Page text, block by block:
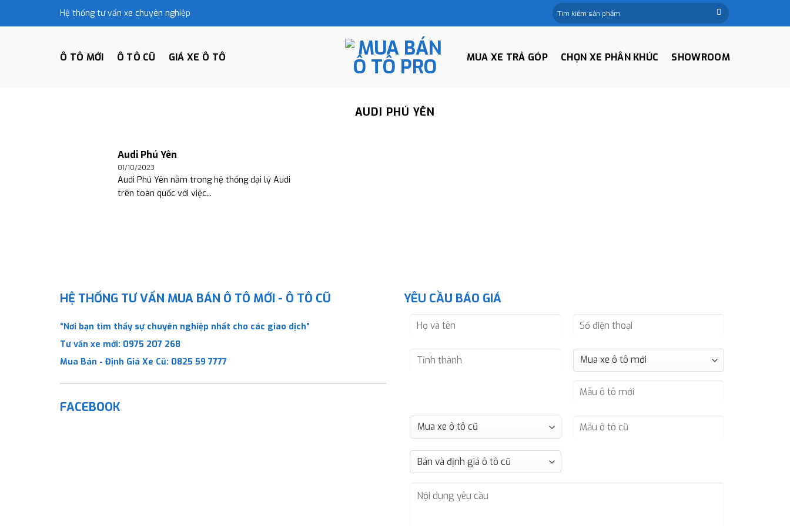
Hệ thống tư vấn xe chuyên nghiệp
Tìm
kiếm:
Ô TÔ MỚI Ô TÔ CŨ GIÁ XE Ô TÔ MUA XE TRẢ GÓP CHỌN XE PHÂN KHÚC SHOWROOM
AUDI PHÚ YÊN
Audi Phú Yên
01/10/2023
Audi Phú Yên nằm trong hệ thống đại lý Audi
trên toàn quốc với việc...
HỆ THỐNG TƯ VẤN MUA BÁN Ô TÔ MỚI - Ô TÔ CŨ
“Nơi bạn tìm thấy sự chuyên nghiệp nhất cho các giao dịch”
Tư vấn xe mới: 0975 207 268
Mua Bán - Định Giá Xe Cũ: 0825 59 7777
FACEBOOK
YÊU CẦU BÁO GIÁ